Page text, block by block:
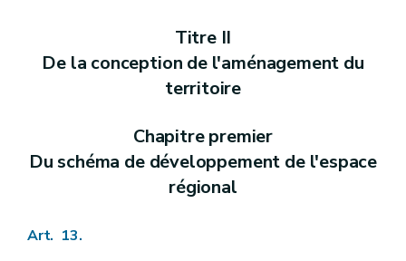
Sous-section première
Art. 316
Art. 317
Art. 318
Art. 319
Sous-section 2 Des demandes ne nécessitant pas l'avis du fonctionnaire délégué
Art. 321
Art. 322
Sous-section 3 Des demandes de dérogations à un permis de lotir ou à un plan particulier d'aménagement
Titre II
De la conception de l'aménagement du
territoire
Chapitre premier
Du schéma de développement de l'espace
régional
Art. 13.